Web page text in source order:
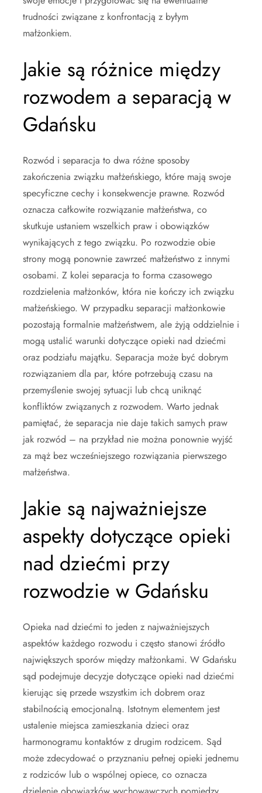
trudności związane z konfrontacją z byłym
małżonkiem.
Jakie są różnice między
rozwodem a separacją w
Gdańsku
Rozwód i separacja to dwa różne sposoby
zakończenia związku małżeńskiego, które mają swoje
specyficzne cechy i konsekwencje prawne. Rozwód
oznacza całkowite rozwiązanie małżeństwa, co
skutkuje ustaniem wszelkich praw i obowiązków
wynikających z tego związku. Po rozwodzie obie
strony mogą ponownie zawrzeć małżeństwo z innymi
osobami. Z kolei separacja to forma czasowego
rozdzielenia małżonków, która nie kończy ich związku
małżeńskiego. W przypadku separacji małżonkowie
pozostają formalnie małżeństwem, ale żyją oddzielnie i
mogą ustalić warunki dotyczące opieki nad dziećmi
oraz podziału majątku. Separacja może być dobrym
rozwiązaniem dla par, które potrzebują czasu na
przemyślenie swojej sytuacji lub chcą uniknąć
konfliktów związanych z rozwodem. Warto jednak
pamiętać, że separacja nie daje takich samych praw
jak rozwód – na przykład nie można ponownie wyjść
za mąż bez wcześniejszego rozwiązania pierwszego
małżeństwa.
Jakie są najważniejsze
aspekty dotyczące opieki
nad dziećmi przy
rozwodzie w Gdańsku
Opieka nad dziećmi to jeden z najważniejszych
aspektów każdego rozwodu i często stanowi źródło
największych sporów między małżonkami. W Gdańsku
sąd podejmuje decyzje dotyczące opieki nad dziećmi
kierując się przede wszystkim ich dobrem oraz
stabilnością emocjonalną. Istotnym elementem jest
ustalenie miejsca zamieszkania dzieci oraz
harmonogramu kontaktów z drugim rodzicem. Sąd
może zdecydować o przyznaniu pełnej opieki jednemu
z rodziców lub o wspólnej opiece, co oznacza